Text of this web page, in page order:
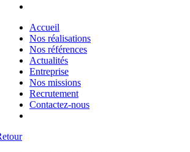
Accueil
Nos réalisations
Nos références
Actualités
Entreprise
Nos missions
Recrutement
Contactez-nous